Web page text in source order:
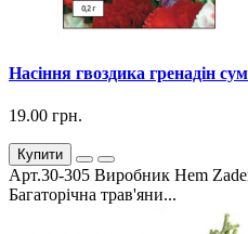
Насіння гвоздика гренадін
19.00 грн.
Купити
Арт.30-305 Виробник Hem
Багаторічна трав'яни...